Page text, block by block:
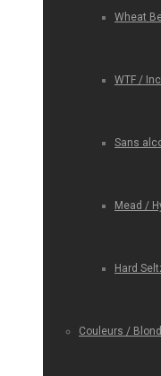
Wheat
WTF /
Sans
Mead /
Hard
Couleurs /